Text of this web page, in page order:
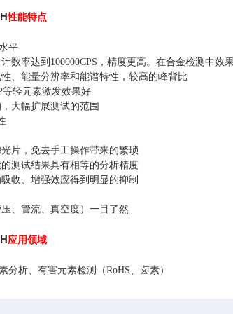
性能特点
平
数率达到100000CPS，精度更高。在合金检测中效
、能量分辨率和能谱特性，较高的峰背比
轻元素激发效果好
大幅扩展测试的范围
片，免去手工操作带来的繁琐
测试结果具有相等的分析精度
收、增强效应得到明显的抑制
、管流、真空度）一目了然
应用领域
析、有害元素检测（RoHS、卤素）